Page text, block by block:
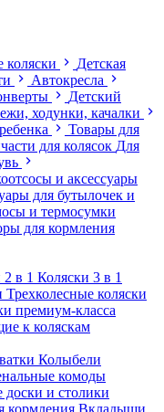
коляски
Детская
Автокресла
Детский
ходунки, качалки
Товары для
для колясок Для
и аксессуары
для бутылочек и
и термосумки
для кормления
в 1 Коляски 3 в 1
Трехколесные коляски
премиум-класса
к коляскам
Колыбели
комоды
доски и столики
кормления Вкладыши